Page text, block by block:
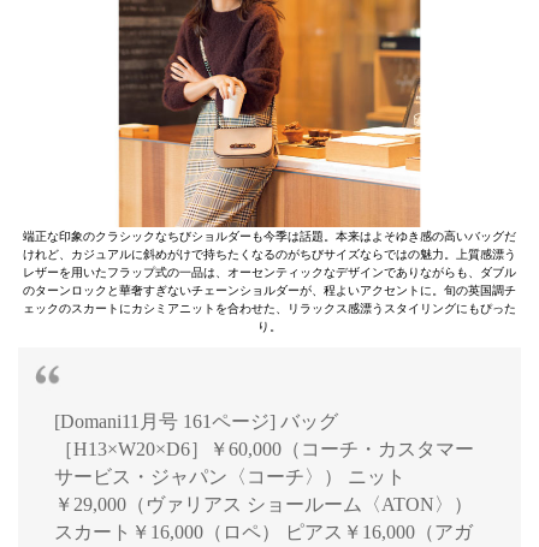
端正な印象のクラシックなちびショルダーも今季は話題。本来はよそゆき感の高いバッグだ
けれど、カジュアルに斜めがけで持ちたくなるのがちびサイズならではの魅力。上質感漂う
レザーを用いたフラップ式の一品は、オーセンティックなデザインでありながらも、ダブル
のターンロックと華奢すぎないチェーンショルダーが、程よいアクセントに。旬の英国調チ
ェックのスカートにカシミアニットを合わせた、リラックス感漂うスタイリングにもぴった
り。
[Domani11月号 161ページ] バッグ
［H13×W20×D6］￥60,000（コーチ・カスタマー
サービス・ジャパン〈コーチ〉） ニット
￥29,000（ヴァリアス ショールーム〈ATON〉）
スカート￥16,000（ロペ） ピアス￥16,000（アガ